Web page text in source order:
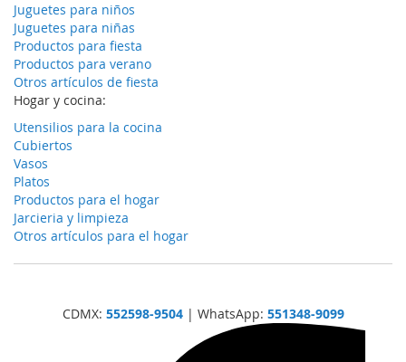
Juguetes para niños
Juguetes para niñas
Productos para fiesta
Productos para verano
Otros artículos de fiesta
Hogar y cocina:
Utensilios para la cocina
Cubiertos
Vasos
Platos
Productos para el hogar
Jarcieria y limpieza
Otros artículos para el hogar
CDMX: 552598-9504| WhatsApp: 551348-9099